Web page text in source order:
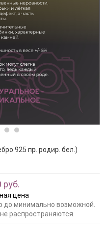
925 пр. родир. бел.)
руб.
цена
до минимально возможной.
распространяются.